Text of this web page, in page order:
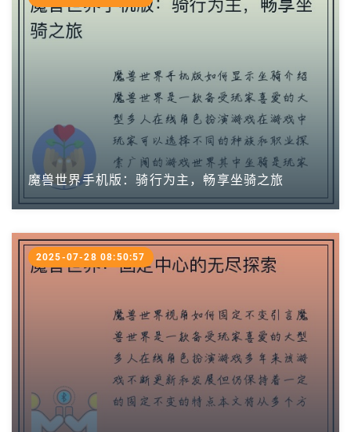
魔兽世界手机版：骑行为主，畅享坐骑之旅
2025-07-28 08:50:57